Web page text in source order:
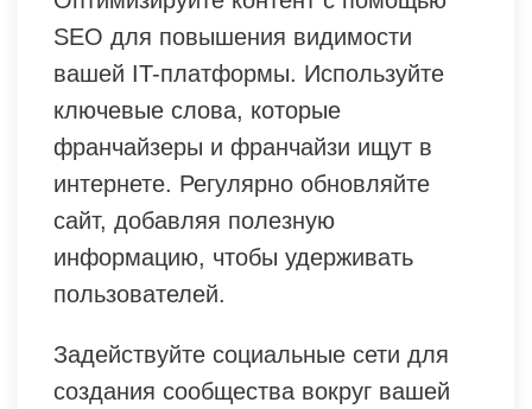
SEO для повышения видимости
вашей IT-платформы. Используйте
ключевые слова, которые
франчайзеры и франчайзи ищут в
интернете. Регулярно обновляйте
сайт, добавляя полезную
информацию, чтобы удерживать
пользователей.
Задействуйте социальные сети для
создания сообщества вокруг вашей